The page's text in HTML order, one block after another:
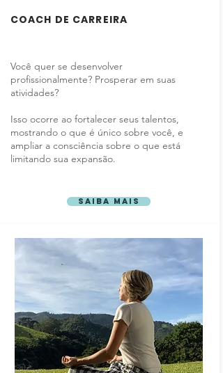
COACH DE CARREIRA
Você quer se desenvolver
profissionalmente? Prosperar em suas
atividades?
Isso ocorre ao fortalecer seus talentos,
mostrando o que é único sobre você, e
ampliar a consciência sobre o que está
limitando sua expansão.
Saiba mais